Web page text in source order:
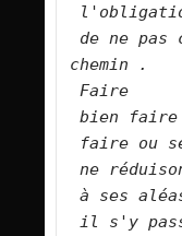
de ne pas
chemin .
Faire
bien faire
faire ou
ne
à ses
il s'y